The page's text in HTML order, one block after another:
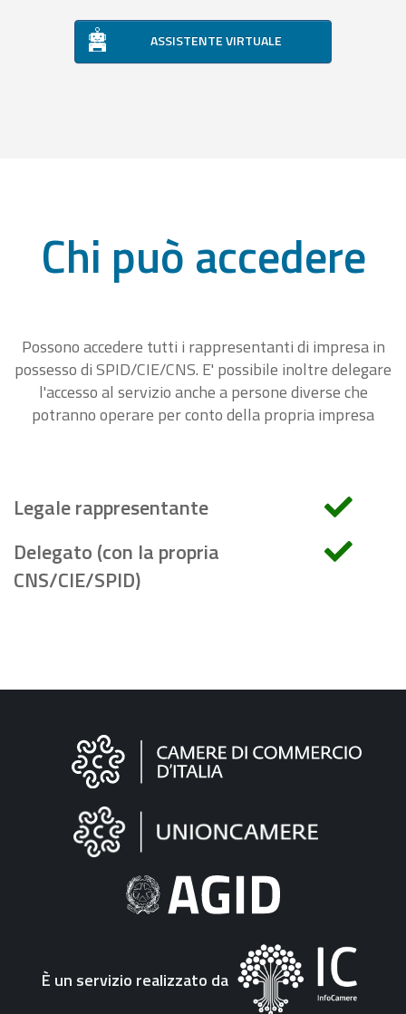
ASSISTENTE VIRTUALE
Chi può accedere
Possono accedere tutti i rappresentanti di impresa in
possesso di SPID/CIE/CNS. E' possibile inoltre delegare
l'accesso al servizio anche a persone diverse che
potranno operare per conto della propria impresa
Legale rappresentante
Delegato (con la propria
CNS/CIE/SPID)
Informazioni
"Fattura
Elettronica"
È un servizio realizzato da